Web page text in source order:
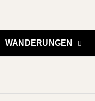
WANDERUNGEN